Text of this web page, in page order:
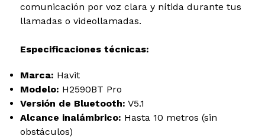
comunicación por voz clara y nítida durante tus
llamadas o videollamadas.
Especificaciones técnicas:
Marca: Havit
Modelo: H2590BT Pro
Versión de Bluetooth: V5.1
Alcance inalámbrico: Hasta 10 metros (sin
obstáculos)